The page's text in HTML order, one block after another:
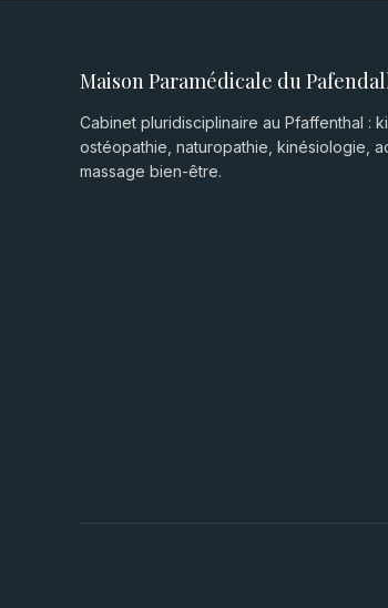
Maison Paramédicale du
Cabinet pluridisciplinaire au Pfaffenthal :
ostéopathie, naturopathie, kinésiologie,
massage bien-être.